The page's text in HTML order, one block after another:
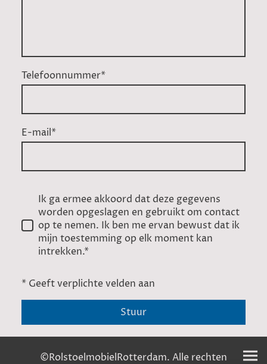
Telefoonnummer*
E-mail*
Ik ga ermee akkoord dat deze gegevens
worden opgeslagen en gebruikt om contact
op te nemen. Ik ben me ervan bewust dat ik
mijn toestemming op elk moment kan
intrekken.*
* Geeft verplichte velden aan
Stuur
©RolstoelmobielRotterdam. Alle rechten